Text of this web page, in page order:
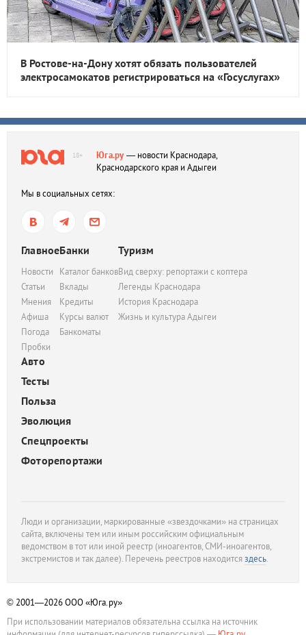
В Ростове-на-Дону хотят обязать пользователей
электросамокатов регистрироваться на «Госуслугах»
18+ Юга.ру— новости Краснодара,
Краснодарского края и Адыгеи
Мы в социальных сетях:
Главное
Новости
Статьи
Мнения
Афиша
Погода
Пробки
Банки
Каталог банков
Вклады
Кредиты
Курсы валют
Банкоматы
Туризм
Вид сверху: репортажи с коптера
Легенды Краснодара
История Краснодара
Жизнь и культура Адыгеи
Авто
Тесты
Польза
Эволюция
Спецпроекты
Фоторепортажи
Люди и организации, маркированные «звездочками» на страницах
сайта, включены тем или иным российским официальным
ведомством в тот или иной реестр (иноагентов, СМИ-иноагентов,
экстремистов и так далее). Перечень реестров находитсяздесь.
© 2001—2026ООО «Юга.ру»
При использовании материалов обязательна ссылка на источник